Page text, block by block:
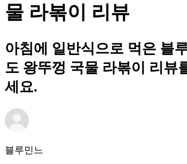
물 라볶이 리뷰
아침에 일반식으로 먹은 블
도 왕뚜껑 국물 라볶이 리뷰
세요.
블루민느